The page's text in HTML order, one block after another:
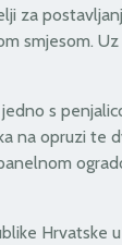
za
smjesom. Uz
s
na opruzi te
Hrvatske u